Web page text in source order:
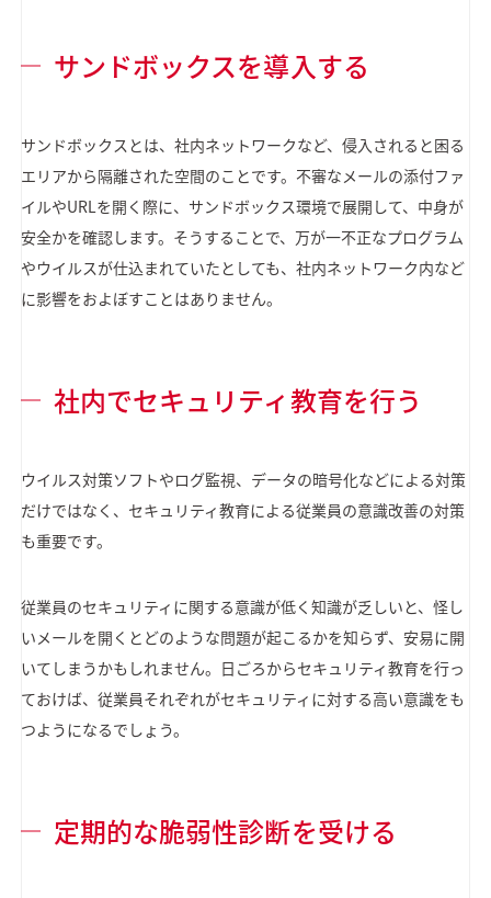
サンドボックスを導入する
サンドボックスとは、社内ネットワークなど、侵入されると困る
エリアから隔離された空間のことです。不審なメールの添付ファ
イルやURLを開く際に、サンドボックス環境で展開して、中身が
安全かを確認します。そうすることで、万が一不正なプログラム
やウイルスが仕込まれていたとしても、社内ネットワーク内など
に影響をおよぼすことはありません。
社内でセキュリティ教育を行う
ウイルス対策ソフトやログ監視、データの暗号化などによる対策
だけではなく、セキュリティ教育による従業員の意識改善の対策
も重要です。
従業員のセキュリティに関する意識が低く知識が乏しいと、怪し
いメールを開くとどのような問題が起こるかを知らず、安易に開
いてしまうかもしれません。日ごろからセキュリティ教育を行っ
ておけば、従業員それぞれがセキュリティに対する高い意識をも
つようになるでしょう。
定期的な脆弱性診断を受ける